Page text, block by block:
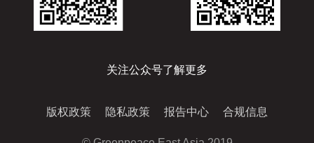
关注公众号了解更多
版权政策 隐私政策 报告中心 合规信息